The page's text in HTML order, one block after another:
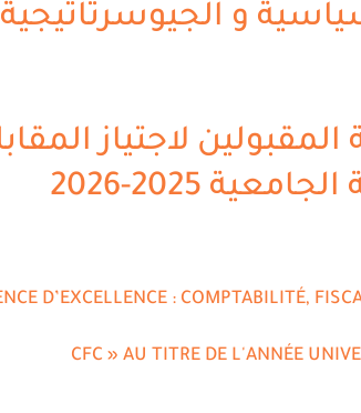
و
المقبولين لاجتياز
2025-2026
D’EXCELLENCE : COMPTABILITÉ,
CFC » AU TITRE DE L'ANNÉE